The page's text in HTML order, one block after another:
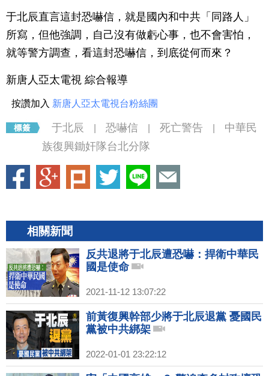
于北辰直言這封恐嚇信，就是國內和中共「同路人」
所寫，但他強調，自己沒有做虧心事，也不會害怕，
就等警方調查，看這封恐嚇信，到底從何而來？
新唐人亞太電視 綜合報導
按讚加入 新唐人亞太電視台粉絲團
于北辰 恐嚇信 死亡警告
中華民
族復興鋤奸隊台北分隊
相關新聞
反共退將于北辰遭恐嚇：捍衛中華民
國是使命
2021-11-12 13:07:22
前黃復興幹部少將于北辰退黨 憂國民
黨被中共綁架
2022-01-01 23:22:12